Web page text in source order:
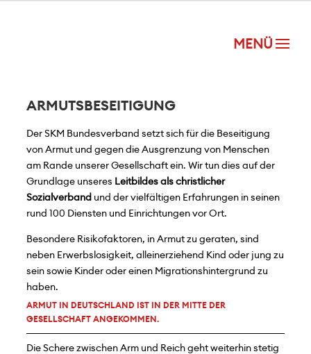
ARMUTSBESEITIGUNG
Der SKM Bundesverband setzt sich für die Beseitigung
von Armut und gegen die Ausgrenzung von Menschen
am Rande unserer Gesellschaft ein. Wir tun dies auf der
Grundlage unseres Leitbildes als christlicher
Sozialverband und der vielfältigen Erfahrungen in seinen
rund 100 Diensten und Einrichtungen vor Ort.
Besondere Risikofaktoren, in Armut zu geraten, sind
neben Erwerbslosigkeit, alleinerziehend Kind oder jung zu
sein sowie Kinder oder einen Migrationshintergrund zu
haben.
ARMUT IN DEUTSCHLAND IST IN DER MITTE DER
GESELLSCHAFT ANGEKOMMEN.
Die Schere zwischen Arm und Reich geht weiterhin stetig